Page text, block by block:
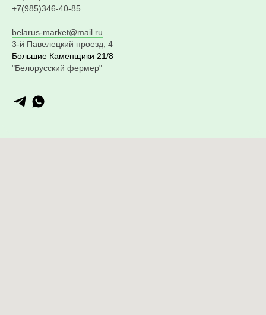
+7(985)346-40-85
belarus-market@mail.ru
3-й Павелецкий проезд, 4
Большие Каменщики 21/8
"Белорусский фермер"